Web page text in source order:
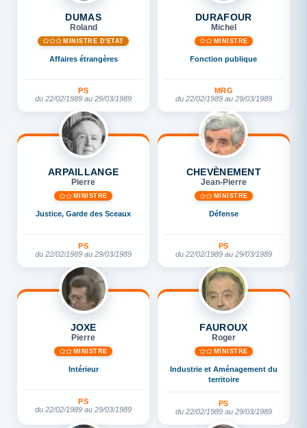
DUMAS
Roland
MINISTRE D'ETAT
Affaires étrangères
PS
du 22/02/1989 au 29/03/1989
DURAFOUR
Michel
MINISTRE
Fonction publique
MRG
du 22/02/1989 au 29/03/1989
ARPAILLANGE
Pierre
MINISTRE
Justice, Garde des Sceaux
PS
du 22/02/1989 au 29/03/1989
CHEVÈNEMENT
Jean-Pierre
MINISTRE
Défense
PS
du 22/02/1989 au 29/03/1989
JOXE
Pierre
MINISTRE
Intérieur
PS
du 22/02/1989 au 29/03/1989
FAUROUX
Roger
MINISTRE
Industrie et Aménagement du
territoire
PS
du 22/02/1989 au 29/03/1989